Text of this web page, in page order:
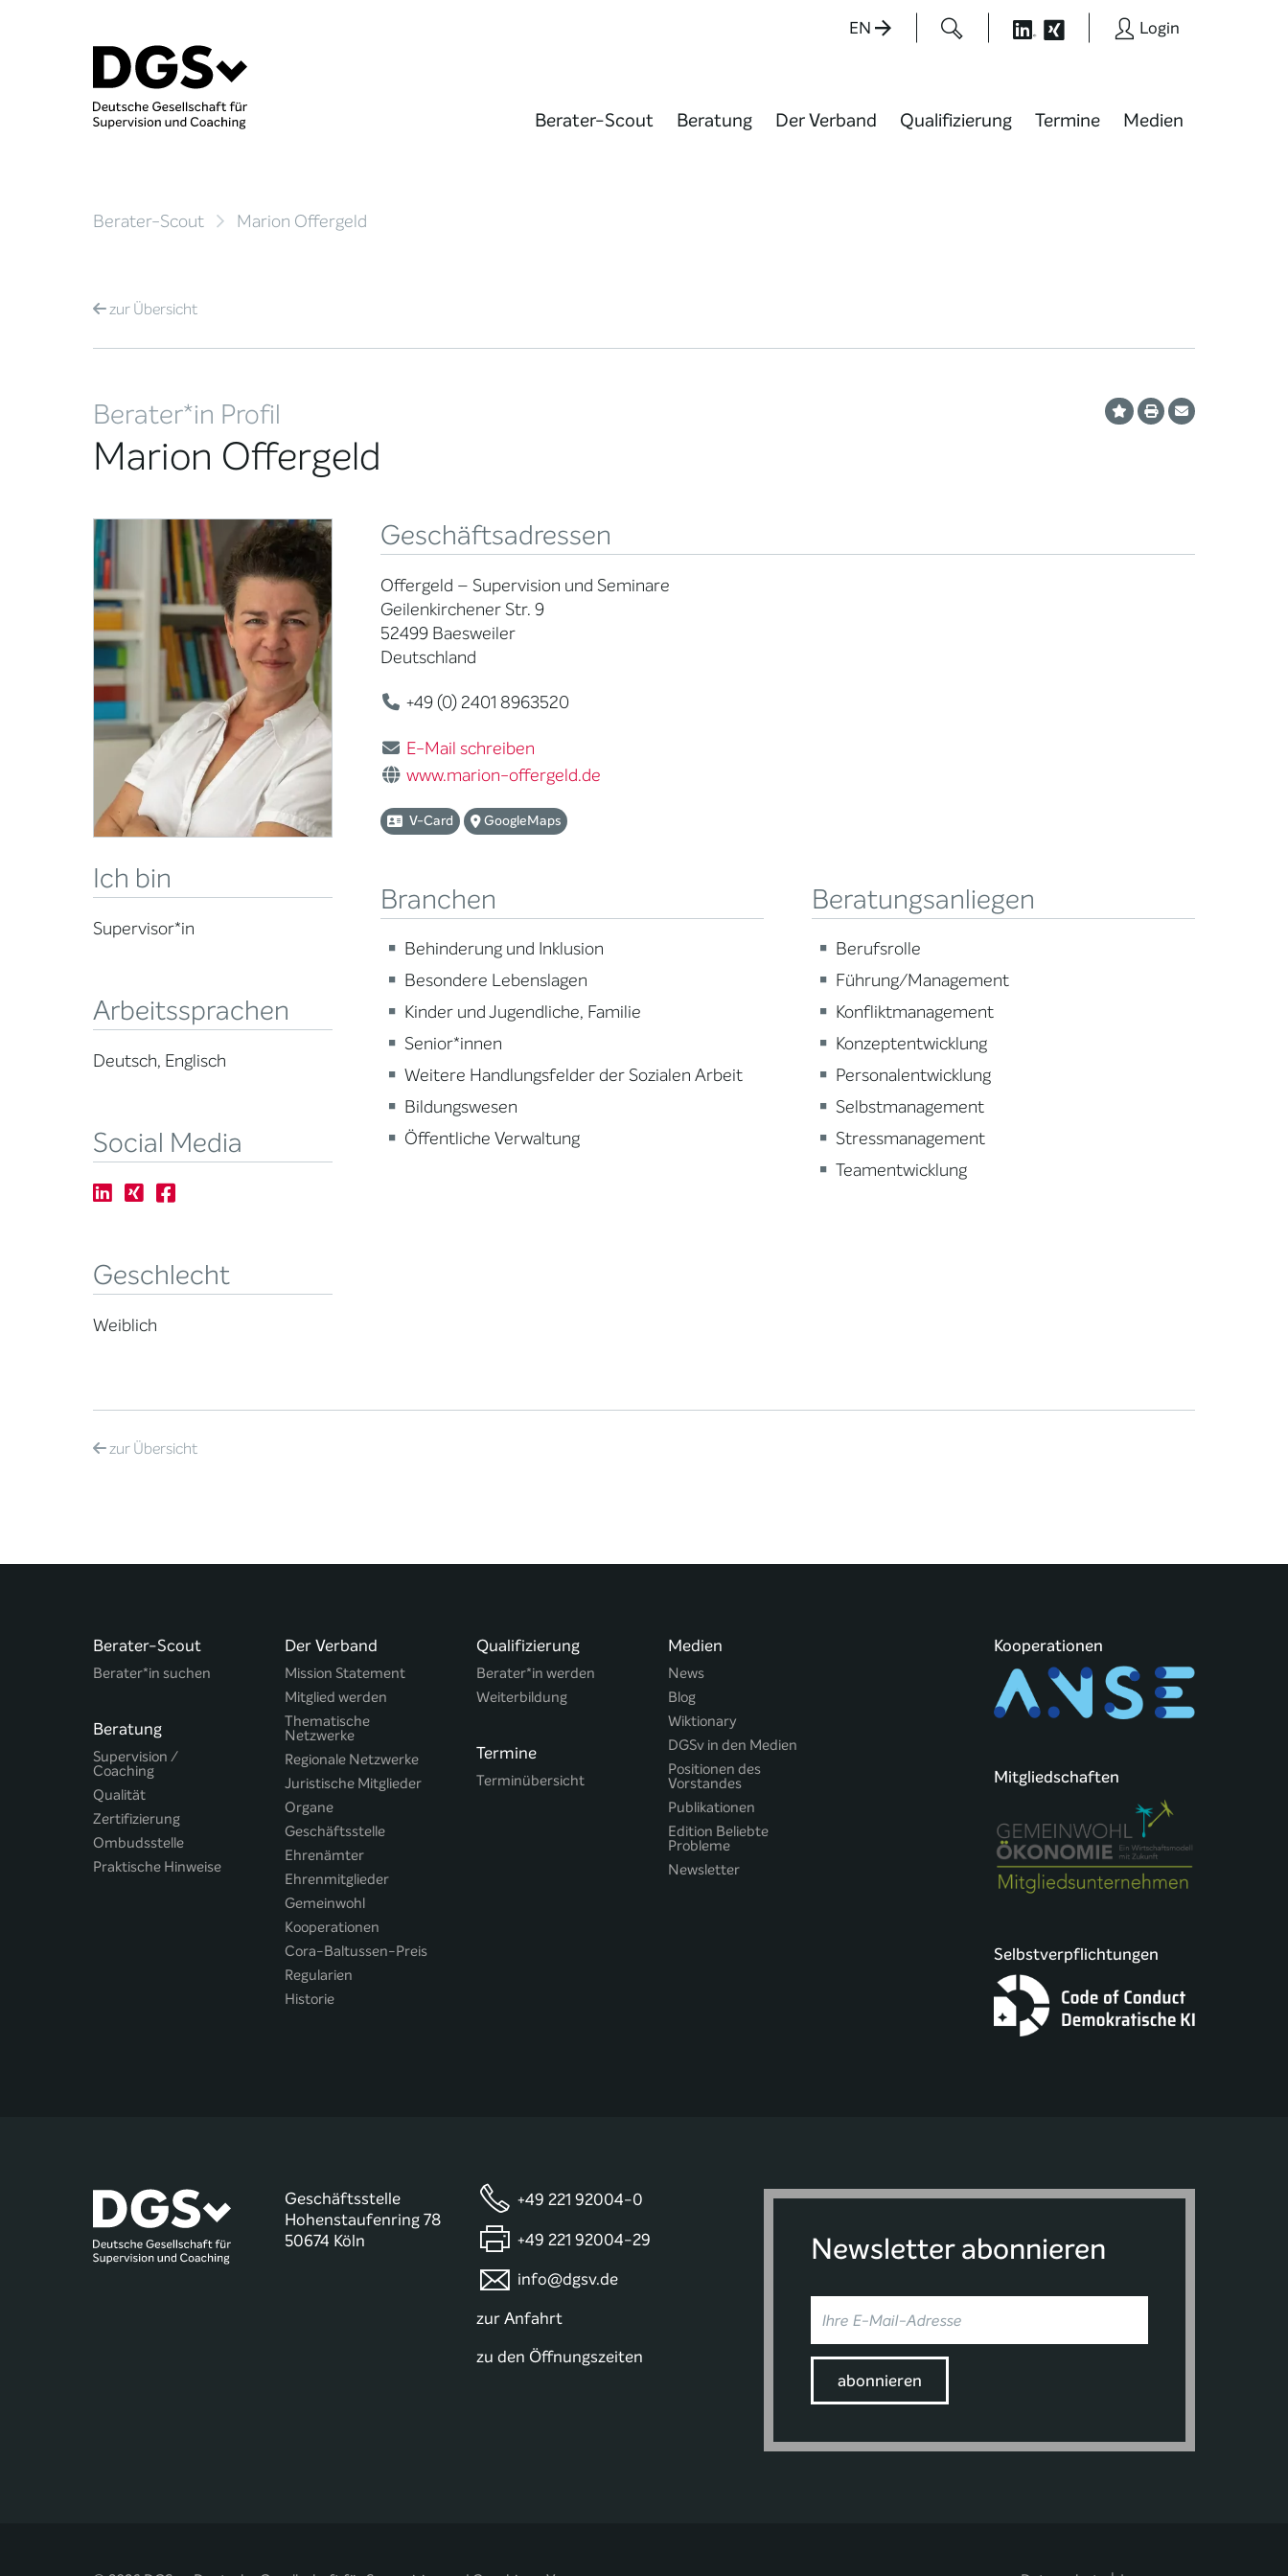
EN Login
Berater-Scout Beratung Der Verband Qualifizierung Termine Medien
Berater-Scout Marion Offergeld
zurÜbersicht
Berater*in Profil
Marion Offergeld
Ich bin
Supervisor*in
Arbeitssprachen
Deutsch, Englisch
Social Media
Geschlecht
Weiblich
Geschäftsadressen
Offergeld – Supervision und Seminare
Geilenkirchener Str. 9
52499 Baesweiler
Deutschland
+49 (0) 2401 8963520
E-Mail schreiben
www.marion-offergeld.de
V-Card GoogleMaps
Branchen
Behinderung und Inklusion
Besondere Lebenslagen
Kinder und Jugendliche, Familie
Senior*innen
Weitere Handlungsfelder der Sozialen Arbeit
Bildungswesen
Öffentliche Verwaltung
Beratungsanliegen
Berufsrolle
Führung/Management
Konfliktmanagement
Konzeptentwicklung
Personalentwicklung
Selbstmanagement
Stressmanagement
Teamentwicklung
zurÜbersicht
Berater-Scout
Berater*in suchen
Beratung
Supervision /
Coaching
Qualität
Zertifizierung
Ombudsstelle
Praktische Hinweise
Der Verband
Mission Statement
Mitglied werden
Thematische
Netzwerke
Regionale Netzwerke
Juristische Mitglieder
Organe
Geschäftsstelle
Ehrenämter
Ehrenmitglieder
Gemeinwohl
Kooperationen
Cora-Baltussen-Preis
Regularien
Historie
Qualifizierung
Berater*in werden
Weiterbildung
Termine
Terminübersicht
Medien
News
Blog
Wiktionary
DGSv in den Medien
Positionen des
Vorstandes
Publikationen
Edition Beliebte
Probleme
Newsletter
Kooperationen
Mitgliedschaften
Selbstverpflichtungen
Geschäftsstelle
Hohenstaufenring 78
50674 Köln
+49 221 92004-0
+49 221 92004-29
info@dgsv.de
zur Anfahrt
zu den Öffnungszeiten
Newsletter abonnieren